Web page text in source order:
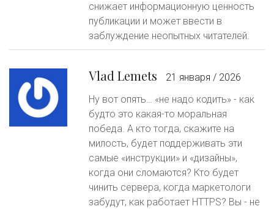
снижает информационную ценность
публикации и может ввести в
заблуждение неопытных читателей.
Vlad Lemets
21 января / 2026
Ну вот опять… «не надо кодить» - как
будто это какая-то моральная
победа. А кто тогда, скажите на
милость, будет поддерживать эти
самые «инструкции» и «дизайны»,
когда они сломаются? Кто будет
чинить сервера, когда маркетологи
забудут, как работает HTTPS? Вы - не